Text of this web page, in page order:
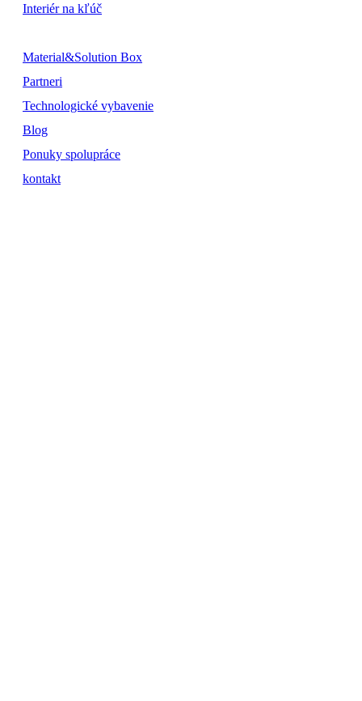
Interiér na kľúč
Material&Solution Box
Partneri
Technologické vybavenie
Blog
Ponuky spolupráce
kontakt